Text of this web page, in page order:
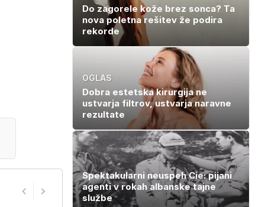
Do zagorele kože brez sonca? Ta
nova poletna rešitev že podira
rekorde
OGLAS
Dobra estetska kirurgija ne
ustvarja filtrov, ustvarja naravne
rezultate
Spektakularni neuspeh Cie: pijani
agenti v rokah albanske tajne
službe